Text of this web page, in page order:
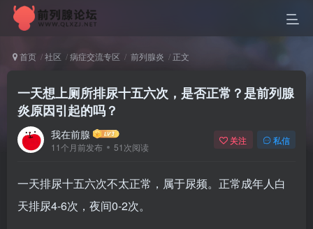
首页 社区 病症交流专区 前列腺炎 正文
一天想上厕所排尿十五六次，是否正常？是前列腺
炎原因引起的吗？
我在前腺
11个月前发布 51次阅读
关注 私信
一天排尿十五六次不太正常，属于尿频。正常成年人白
天排尿4-6次，夜间0-2次。